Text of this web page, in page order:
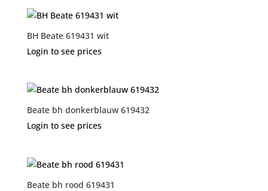
BH Beate 619431 wit
Login to see prices
Beate bh donkerblauw 619432
Login to see prices
Beate bh rood 619431